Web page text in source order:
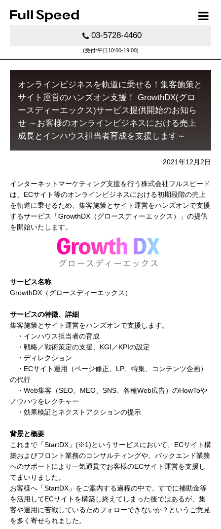
03-5728-4460
(受付:平日10:00-19:00)
オンラインビジネスを軌道に乗せる！集客施策と
サイト運営のハンズオン支援！ GrowthDX(グロ
ースディーエックス)サービス提供開始のお知ら
せ ～お客様のオンラインビジネスにおける売上
成長とインハウス担当者育成を支援します～
2021年12月2日
インターネットマーケティング支援を行う株式会社フルスピード
は、ECサイト等のオンラインビジネスにおける初期段階の売上
を軌道に乗せるため、集客施策とサイト運営をハンズオンで支援
するサービス「GrowthDX（グロースディーエックス）」の提供
を開始いたします。
サービス名称
GrowthDX（グロースディーエックス）
サービスの特徴、詳細
集客施策とサイト運営をハンズオンで支援します。
・インハウス担当者の育成
・戦略／戦術策定の支援、KGI／KPIの設定
・ディレクション
・ECサイト運用（ページ修正、LP、特集、コンテンツ企画）
の代行
・Web集客（SEO、MEO、SNS、各種Web広告）のHowToや
ノウハウをレクチャー
・効果検証とネクストアクションの提示
背景と概要
これまで「StartDX」(※1)というサービスにおいて、ECサイト構
築およびフロント業務のコンサルティングや、バックエンド業務
へのサポートにより一気通貫でお客様のECサイト運営を支援し
てまいりました。
お客様へ「StartDX」をご案内する過程の中で、すでに補助金等
を活用してECサイトを構築し終えてしまった後ではあるが、集
客や運用に苦戦しているためフォローできないか？というご意見
を多く寄せられました。